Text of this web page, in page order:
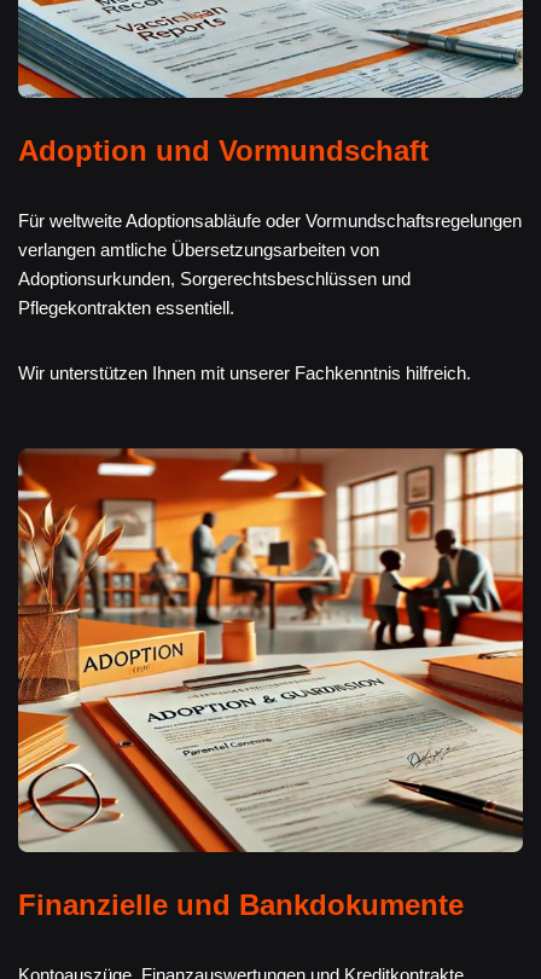
Adoption und Vormundschaft
Für weltweite Adoptionsabläufe oder Vormundschaftsregelungen
verlangen amtliche Übersetzungsarbeiten von
Adoptionsurkunden, Sorgerechtsbeschlüssen und
Pflegekontrakten essentiell.
Wir unterstützen Ihnen mit unserer Fachkenntnis hilfreich.
Finanzielle und Bankdokumente